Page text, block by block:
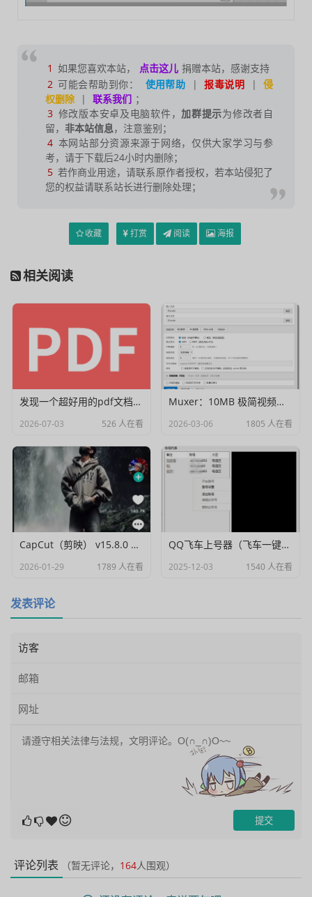
1 如果您喜欢本站， 点击这儿 捐赠本站，感谢支持
2 可能会帮助到你： 使用帮助 | 报毒说明 |
侵
权删除
| 联系我们 ；
3 修改版本安卓及电脑软件，加群提示为修改者自
留， 非本站信息，注意鉴别；
4 本网站部分资源来源于网络，仅供大家学习与参
考，请于下载后24小时内删除；
5 若作商业用途，请联系原作者授权，若本站侵犯了
您的权益请联系站长进行删除处理；
收藏 打赏 阅读 海报
相关阅读
发现一个超好用的pdf文档编辑器
2026-07-03 526 人在看
Muxer：10MB 极简视频字幕批量封装工具 (单文件/绿色版)
2026-03-06 1805 人在看
CapCut（剪映） v15.8.0 国际高级会员解锁破解版
2026-01-29 1789 人在看
QQ飞车上号器（飞车一键登号器）V1.0
2025-12-03 1540 人在看
发表评论
评论列表 （暂无评论， 164人围观）